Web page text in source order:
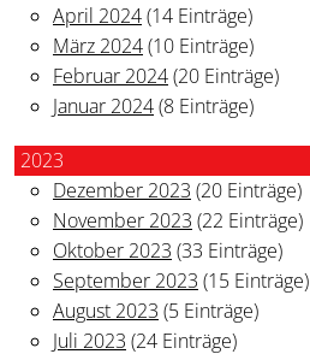
April 2024(14 Einträge)
März 2024(10 Einträge)
Februar 2024(20 Einträge)
Januar 2024(8 Einträge)
2023
Dezember 2023 (20 Einträge)
November 2023 (22 Einträge)
Oktober 2023 (33 Einträge)
September 2023 (15 Einträge)
August 2023 (5 Einträge)
Juli 2023 (24 Einträge)